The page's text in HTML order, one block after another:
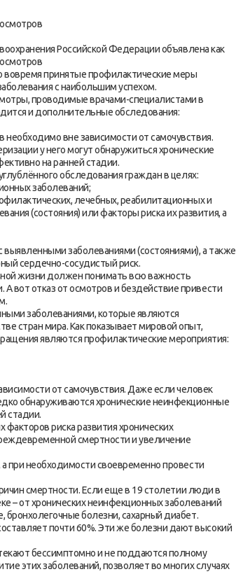
Российской Федерации объявлена как
принятые профилактические меры
с наибольшим успехом.
проводимые врачами-специалистами в
и дополнительные обследования:
вне зависимости от самочувствия.
у него могут обнаружиться хронические
на ранней стадии.
обследования граждан в целях:
заболеваний;
лечебных, реабилитационных и
(состояния) или факторы риска их развития, а
заболеваниями (состояниями), а также
сердечно-сосудистый риск.
жизни должен понимать всю важность
вот отказ от осмотров и бездействие привести
заболеваниями, которые являются
стран мира. Как показывает мировой опыт,
являются профилактические мероприятия:
от самочувствия. Даже если человек
обнаруживаются хронические неинфекционные
стадии.
риска развития хронических
смертности и увеличение
при необходимости своевременно провести
смертности. Если еще в 19 столетии люди в
– от хронических неинфекционных заболеваний
бронхолегочные болезни, сахарный диабет.
почти 60%. Эти же болезни дают высокий
бессимптомно и не поддаются полному
этих заболеваний, позволяет во многих случаях